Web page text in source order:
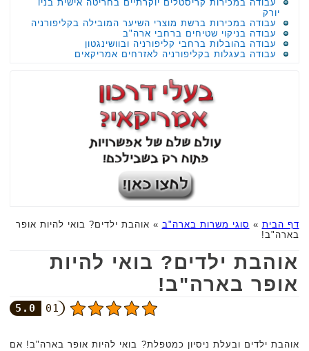
עבודה במכירות קריסטלים יוקרתיים בחריטה אישית בניו
יורק
עבודה במכירות ברשת מוצרי השיער המובילה בקליפורניה
עבודה בניקוי שטיחים ברחבי ארה"ב
עבודה בהובלות ברחבי קליפורניה ובוושינגטון
עבודה בעגלות בקליפורניה לאזרחים אמריקאים
דף הבית » סוגי משרות בארה"ב » אוהבת ילדים? בואי להיות אופר
בארה"ב!
אוהבת ילדים? בואי להיות
אופר בארה"ב!
5.0 01
אוהבת ילדים ובעלת ניסיון כמטפלת? בואי להיות אופר בארה"ב! אם